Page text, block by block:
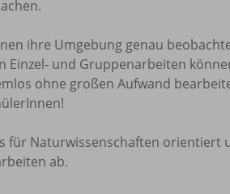
ihre Umgebung genau
Einzel- und Gruppenarbeiten
ohne großen Aufwand
für Naturwissenschaften orientiert
ab.